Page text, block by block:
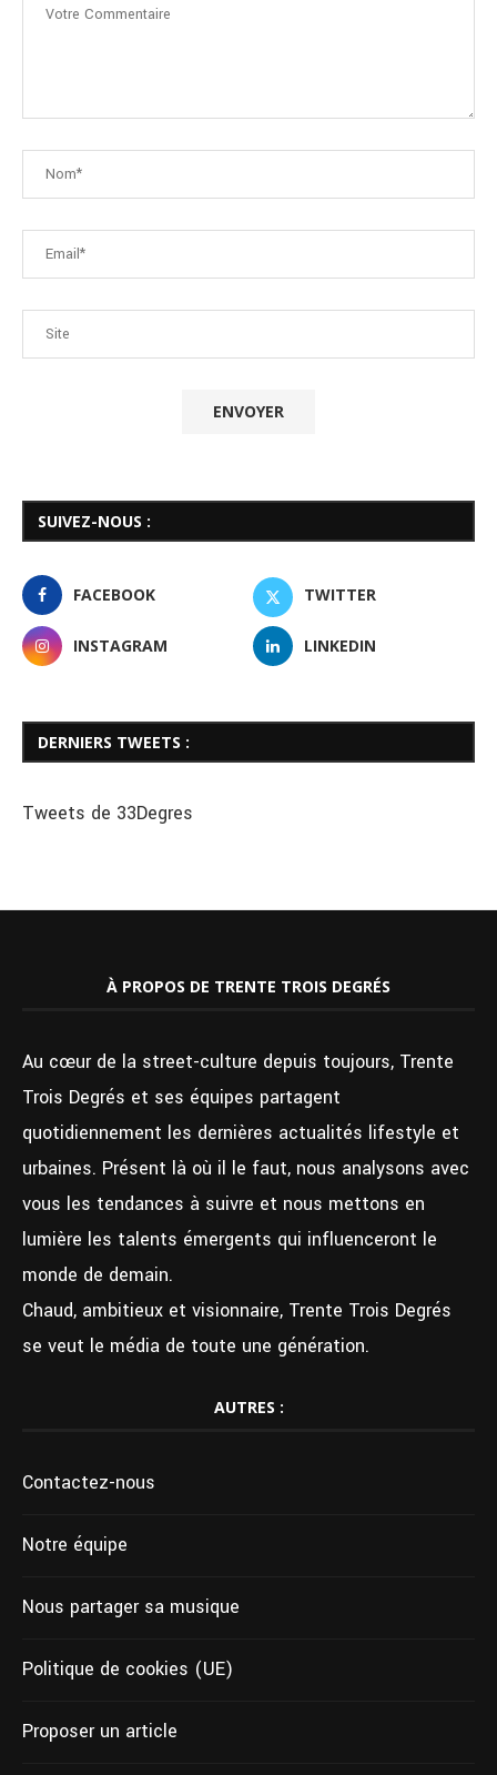
SUIVEZ-NOUS :
FACEBOOK TWITTER
INSTAGRAM LINKEDIN
DERNIERS TWEETS :
Tweets de 33Degres
À PROPOS DE TRENTE TROIS DEGRÉS
Au cœur de la street-culture depuis toujours, Trente
Trois Degrés et ses équipes partagent
quotidiennement les dernières actualités lifestyle et
urbaines. Présent là où il le faut, nous analysons avec
vous les tendances à suivre et nous mettons en
lumière les talents émergents qui influenceront le
monde de demain.
Chaud, ambitieux et visionnaire, Trente Trois Degrés
se veut le média de toute une génération.
AUTRES :
Contactez-nous
Notre équipe
Nous partager sa musique
Politique de cookies (UE)
Proposer un article